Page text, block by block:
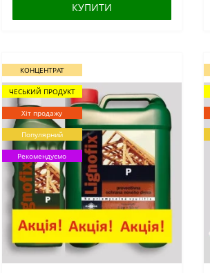
КУПИТИ
КОНЦЕНТРАТ
ЧЕСЬКИЙ ПРОДУКТ
Хіт продажу
Популярний
Рекомендуємо